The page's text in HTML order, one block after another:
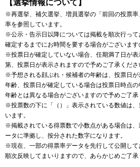
【選挙情報について】
※再選挙、補欠選挙、増員選挙の「前回の投票
率を参照しています。
※公示・告示日以降については掲載を順次行っ
確定するまでにお時間を要する場合がございます
※投票日が確定していない場合、任期満了日が
第、投票日が表示されますので予めご了承くださ
※予想される顔ぶれ・候補者の年齢は、投票日
年齢、投票日が確定している場合は投票日時点
年齢とは異なる場合がございますので予めご了承
※投票数の下に「（）」表示されている数値は
います。
※掲載されている得票数で小数点がある場合は
ータに準拠し、按分された数字になります。
※現在、一部の得票率データを先行して公開して
順次反映してまいりますので、あらかじめご了承